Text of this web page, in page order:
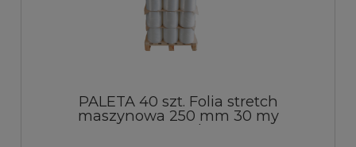
PALETA 40 szt. Folia stretch
maszynowa 250 mm 30 my
transparent 7kg 160%